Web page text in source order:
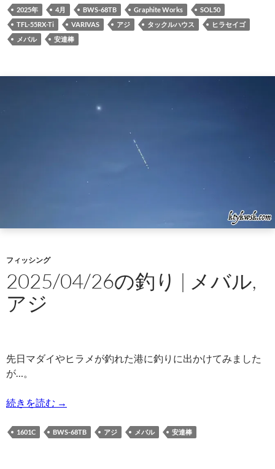
2025年 4月 BWS-68TB Graphite Works
SOL50
TFL-55RX-Ti
VARIVAS アジ タックルハウス
ヒラセイゴ
メバル
安達棒
フィッシング
2025/04/26の釣り | メバル,
アジ
先日マダイやヒラメが釣れた港に釣りに出かけてみました
が…。
続きを読む 2025/04/26の釣り | メバル,アジ
→
1601C BWS-68TB アジ メバル 安達棒